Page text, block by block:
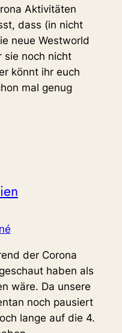
Aktivitäten
dass (in nicht
neue Westworld
sie noch nicht
könnt ihr euch
mal genug
der Corona
haben als
wäre. Da unsere
noch pausiert
lange auf die 4.